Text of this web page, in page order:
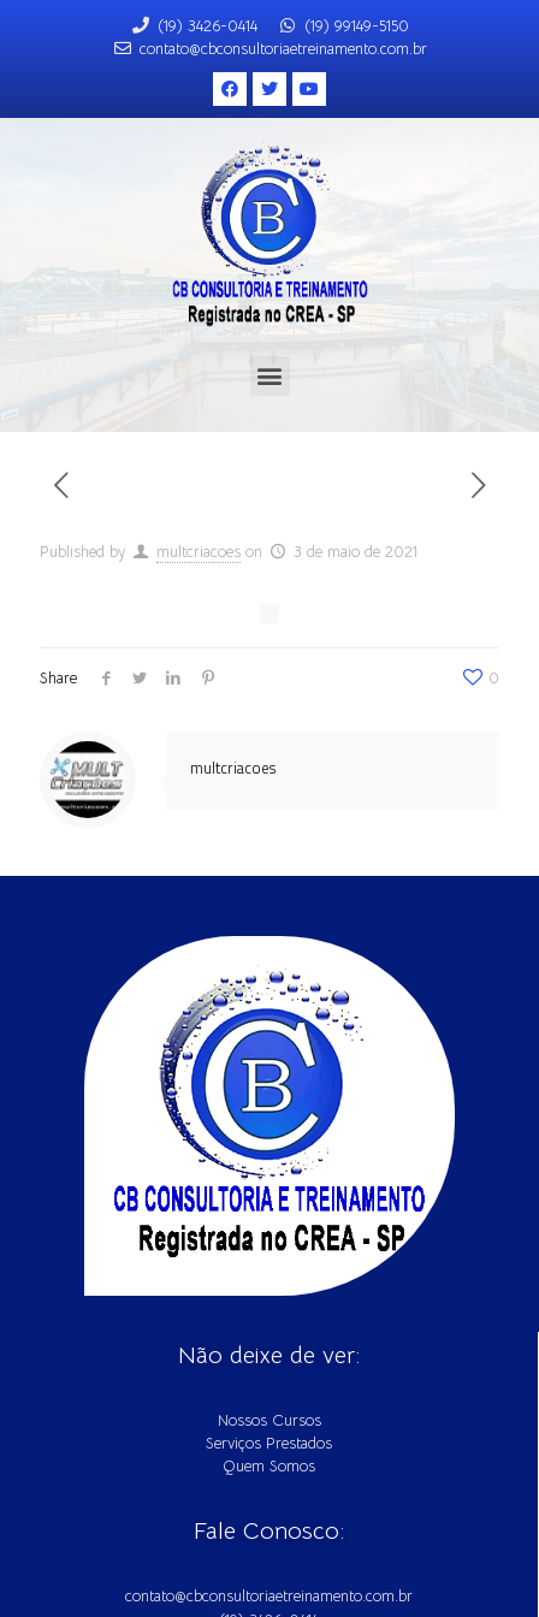
(19) 3426-0414
(19) 99149-5150
contato@cbconsultoriaetreinamento.com.br
Published by multcriacoes on 3 de maio de 2021
Share 0
multcriacoes
Não deixe de ver:
Nossos Cursos
Serviços Prestados
Quem Somos
Fale Conosco:
contato@cbconsultoriaetreinamento.com.br